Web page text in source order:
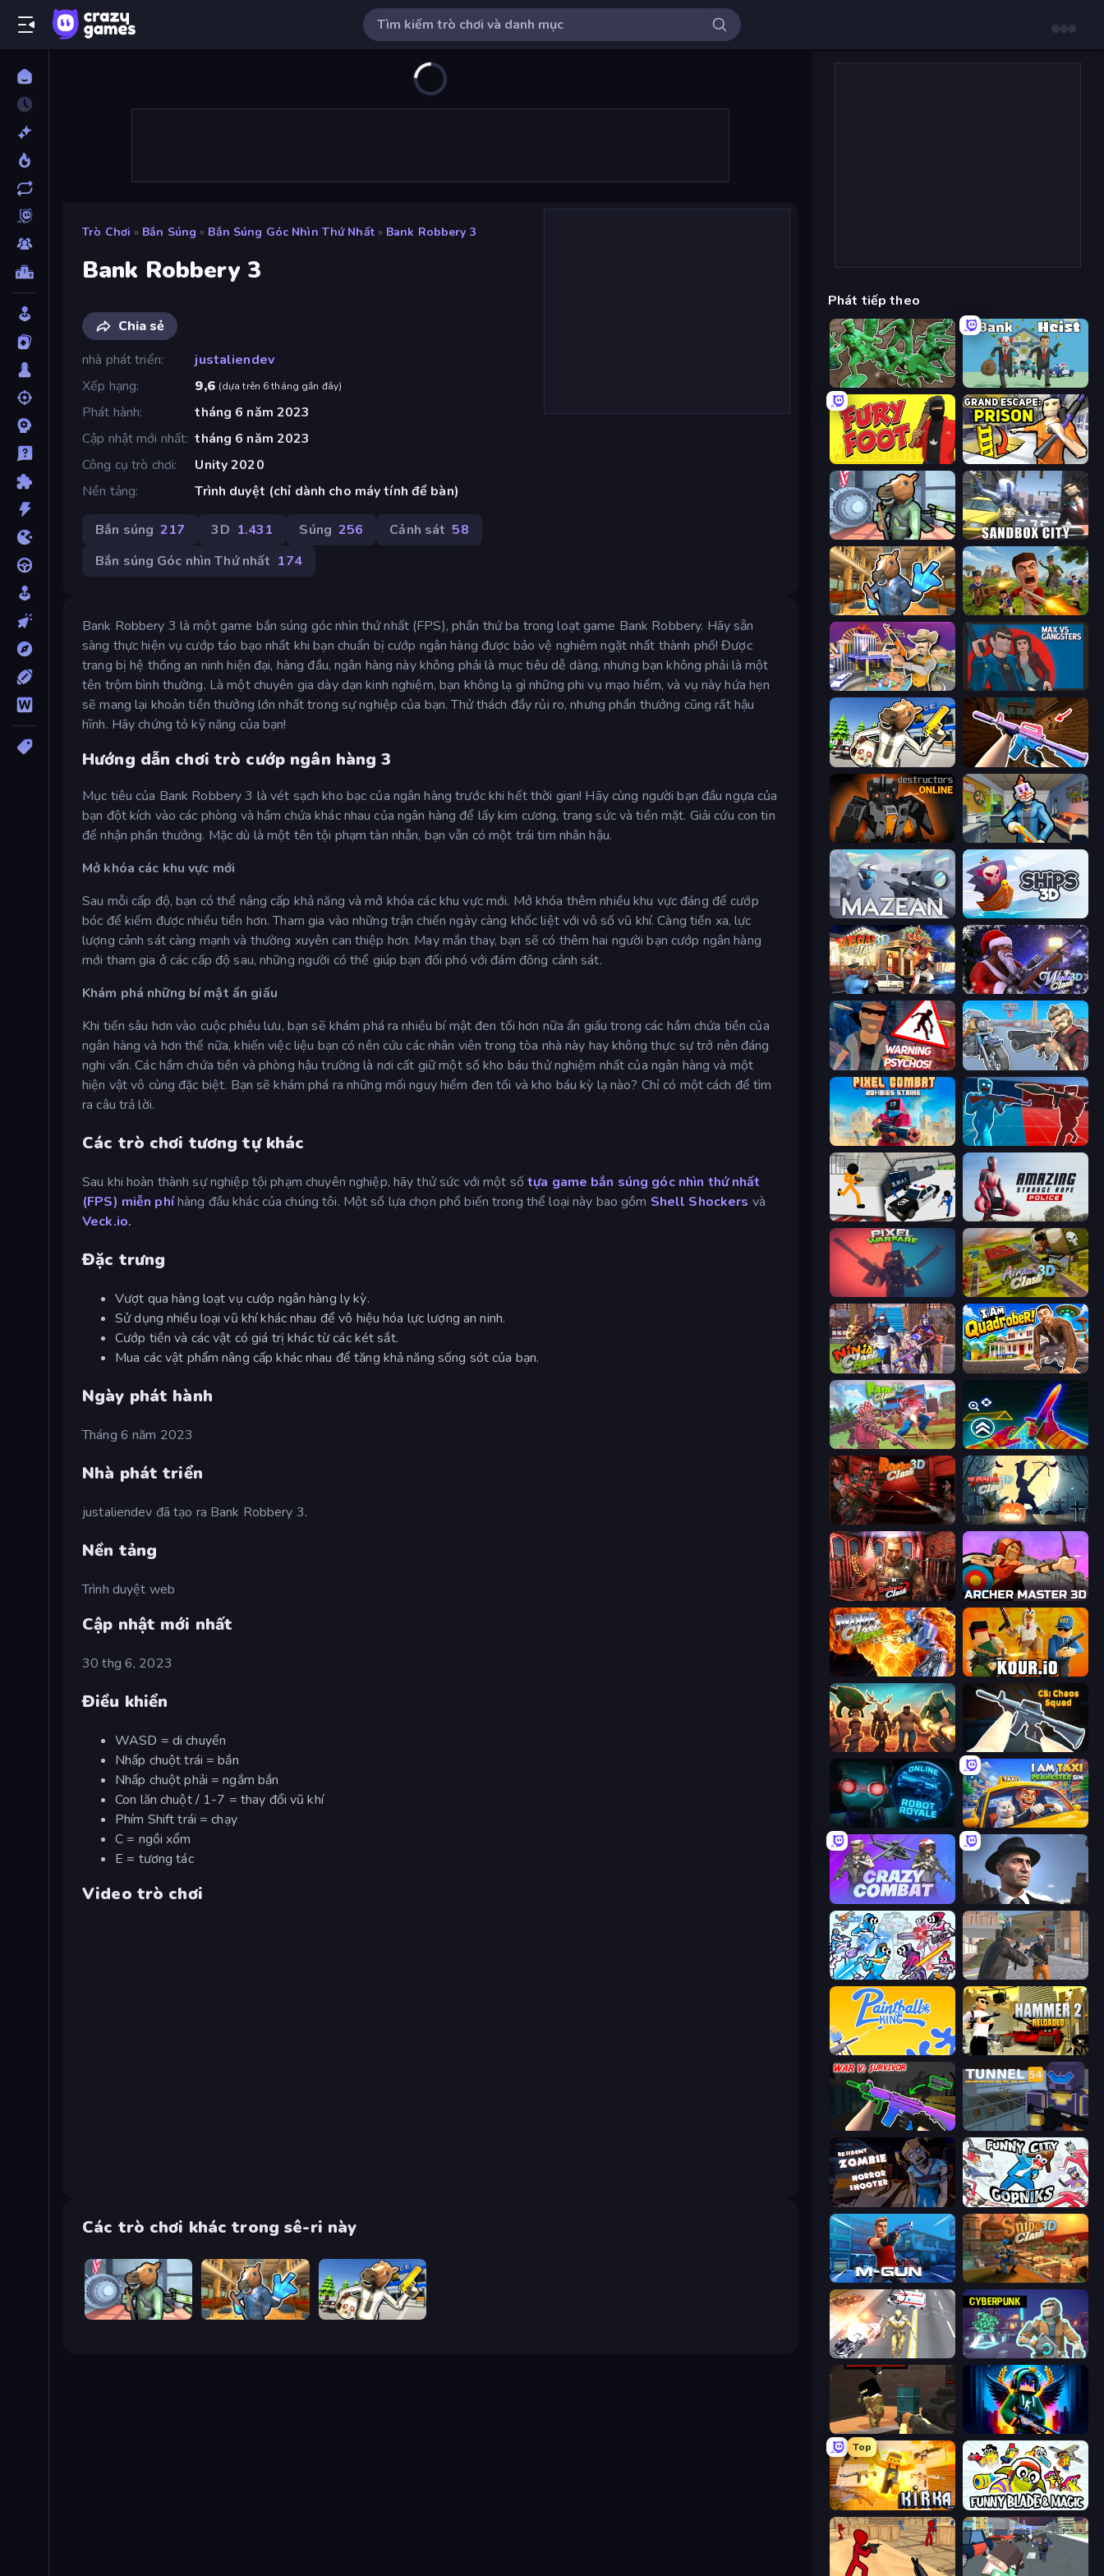
Trò Chơi » Bắn Súng » Bắn Súng Góc Nhìn Thứ Nhất » Bank Robbery 3
Bank Robbery 3
Chia sẻ
nhà phát triển
justaliendev
Xếp hạng
9,6 (dựa trên 6 tháng gần đây)
Phát hành
tháng 6 năm 2023
Cập nhật mới nhất tháng 6 năm 2023
Công cụ trò chơi
Unity 2020
Nền tảng
Trình duyệt (chỉ dành cho máy tính để bàn)
Bắn súng 217 3D 1.431 Súng 256 Cảnh sát 58
Bắn súng Góc nhìn Thứ nhất 174
Bank Robbery 3 là một game bắn súng góc nhìn thứ nhất (FPS), phần thứ ba trong loạt game Bank Robbery. Hãy sẵn
sàng thực hiện vụ cướp táo bạo nhất khi bạn chuẩn bị cướp ngân hàng được bảo vệ nghiêm ngặt nhất thành phố! Được
trang bị hệ thống an ninh hiện đại, hàng đầu, ngân hàng này không phải là mục tiêu dễ dàng, nhưng bạn không phải là một
tên trộm bình thường. Là một chuyên gia dày dạn kinh nghiệm, bạn không lạ gì những phi vụ mạo hiểm, và vụ này hứa hẹn
sẽ mang lại khoản tiền thưởng lớn nhất trong sự nghiệp của bạn. Thử thách đầy rủi ro, nhưng phần thưởng cũng rất hậu
hĩnh. Hãy chứng tỏ kỹ năng của bạn!
Hướng dẫn chơi trò cướp ngân hàng 3
Mục tiêu của Bank Robbery 3 là vét sạch kho bạc của ngân hàng trước khi hết thời gian! Hãy cùng người bạn đầu ngựa của
bạn đột kích vào các phòng và hầm chứa khác nhau của ngân hàng để lấy kim cương, trang sức và tiền mặt. Giải cứu con tin
để nhận phần thưởng. Mặc dù là một tên tội phạm tàn nhẫn, bạn vẫn có một trái tim nhân hậu.
Mở khóa các khu vực mới
Sau mỗi cấp độ, bạn có thể nâng cấp khả năng và mở khóa các khu vực mới. Mở khóa thêm nhiều khu vực đáng để cướp
bóc để kiếm được nhiều tiền hơn. Tham gia vào những trận chiến ngày càng khốc liệt với vô số vũ khí. Càng tiến xa, lực
lượng cảnh sát càng mạnh và thường xuyên can thiệp hơn. May mắn thay, bạn sẽ có thêm hai người bạn cướp ngân hàng
mới tham gia ở các cấp độ sau, những người có thể giúp bạn đối phó với đám đông cảnh sát.
Khám phá những bí mật ẩn giấu
Khi tiến sâu hơn vào cuộc phiêu lưu, bạn sẽ khám phá ra nhiều bí mật đen tối hơn nữa ẩn giấu trong các hầm chứa tiền của
ngân hàng và hơn thế nữa, khiến việc liệu bạn có nên cứu các nhân viên trong tòa nhà này hay không thực sự trở nên đáng
nghi vấn. Các hầm chứa tiền và phòng hậu trường là nơi cất giữ một số kho báu thử nghiệm nhất của ngân hàng và một
hiện vật vô cùng đặc biệt. Bạn sẽ khám phá ra những mối nguy hiểm đen tối và kho báu kỳ lạ nào? Chỉ có một cách để tìm
ra câu trả lời.
Các trò chơi tương tự khác
Sau khi hoàn thành sự nghiệp tội phạm chuyên nghiệp, hãy thử sức với một số tựa game bắn súng góc nhìn thứ nhất
(FPS) miễn phíhàng đầu khác của chúng tôi. Một số lựa chọn phổ biến trong thể loại này bao gồm Shell Shockers và
Veck.io.
Đặc trưng
Vượt qua hàng loạt vụ cướp ngân hàng ly kỳ.
Sử dụng nhiều loại vũ khí khác nhau để vô hiệu hóa lực lượng an ninh.
Cướp tiền và các vật có giá trị khác từ các két sắt.
Mua các vật phẩm nâng cấp khác nhau để tăng khả năng sống sót của bạn.
Ngày phát hành
Tháng 6 năm 2023
Nhà phát triển
justaliendev đã tạo ra Bank Robbery 3.
Nền tảng
Trình duyệt web
Cập nhật mới nhất
30 thg 6, 2023
Điều khiển
WASD = di chuyển
Nhấp chuột trái = bắn
Nhấp chuột phải = ngắm bắn
Con lăn chuột / 1-7 = thay đổi vũ khí
Phím Shift trái = chạy
C = ngồi xổm
E = tương tác
Video trò chơi
Các trò chơi khác trong sê-ri này
Bank Robbery Bank Robbery 2
Phát tiếp theo
Soldiers - Capture and Control! Bank Heist
Fury Foot Grand Escape: Prison
Bank Robbery Sandbox City
Bank Robbery 2 Redcoats.io
Casino Robbery Max vs Gangsters
Bank Robbery: Escape KS Z
Destructors Online Save the Hostages
Mazean Ships 3D
Vegas Clash 3D Winter Clash 3D
City of Psychos Shoot and Drive
Pixel Combat: Zombies Strike Battle of the Soldiers: Red vs Blue
Stickman Prison: Counter Assault Amazing Strange Rope Police
Pixel Warfare Airport Clash 3D
Ninja Clash Heroes I Am Quadrober!
Farm Clash 3D Surf GO Parkour
Rocket Clash 3D Zombie Clash 3D: Halloween
Subway Clash 2 Archer Master 3D: Castle Defense
Moon Clash Heroes Kour.io
Horde Crusher CS: Chaos Squad
Online Robot Royale I Am Taxi Prankster Sim
Crazy Combat Downtown 1930s Mafia
Space Wars Battleground Gangsters Squad
Paintball King Hammer 2
War V: Survivor Tunnel 54
Resident Zombies: Horror Shooter Funny City: Gopniks
Muscle Gun.IO Sniper Clash 3D
Cyberpunk: Resistance
Pixel Force
Top
Kirka.io Funny Blade & Magic